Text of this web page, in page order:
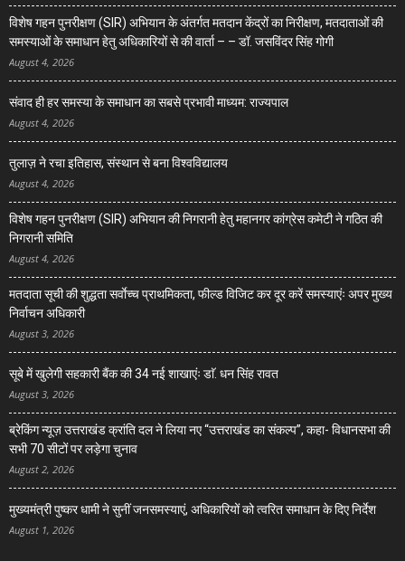
विशेष गहन पुनरीक्षण (SIR) अभियान के अंतर्गत मतदान केंद्रों का निरीक्षण, मतदाताओं की
समस्याओं के समाधान हेतु अधिकारियों से की वार्ता – – डॉ. जसविंदर सिंह गोगी
August 4, 2026
संवाद ही हर समस्या के समाधान का सबसे प्रभावी माध्यम: राज्यपाल
August 4, 2026
तुलाज़ ने रचा इतिहास, संस्थान से बना विश्वविद्यालय
August 4, 2026
विशेष गहन पुनरीक्षण (SIR) अभियान की निगरानी हेतु महानगर कांग्रेस कमेटी ने गठित की
निगरानी समिति
August 4, 2026
मतदाता सूची की शुद्धता सर्वाेच्च प्राथमिकता, फील्ड विजिट कर दूर करें समस्याएंः अपर मुख्य
निर्वाचन अधिकारी
August 3, 2026
सूबे में खुलेगी सहकारी बैंक की 34 नई शाखाएंः डाॅ. धन सिंह रावत
August 3, 2026
ब्रेकिंग न्यूज़ उत्तराखंड क्रांति दल ने लिया नए “उत्तराखंड का संकल्प”, कहा- विधानसभा की
सभी 70 सीटों पर लड़ेगा चुनाव
August 2, 2026
मुख्यमंत्री पुष्कर धामी ने सुनीं जनसमस्याएं, अधिकारियों को त्वरित समाधान के दिए निर्देश
August 1, 2026